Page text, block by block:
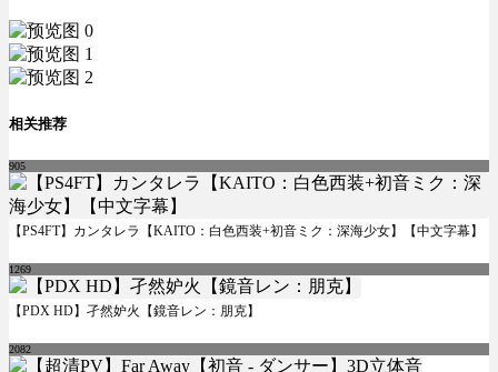
相关推荐
905
【PS4FT】カンタレラ【KAITO：白色西装+初音ミク：深海少女】【中文字幕】
1269
【PDX HD】孑然妒火【鏡音レン：朋克】
2082